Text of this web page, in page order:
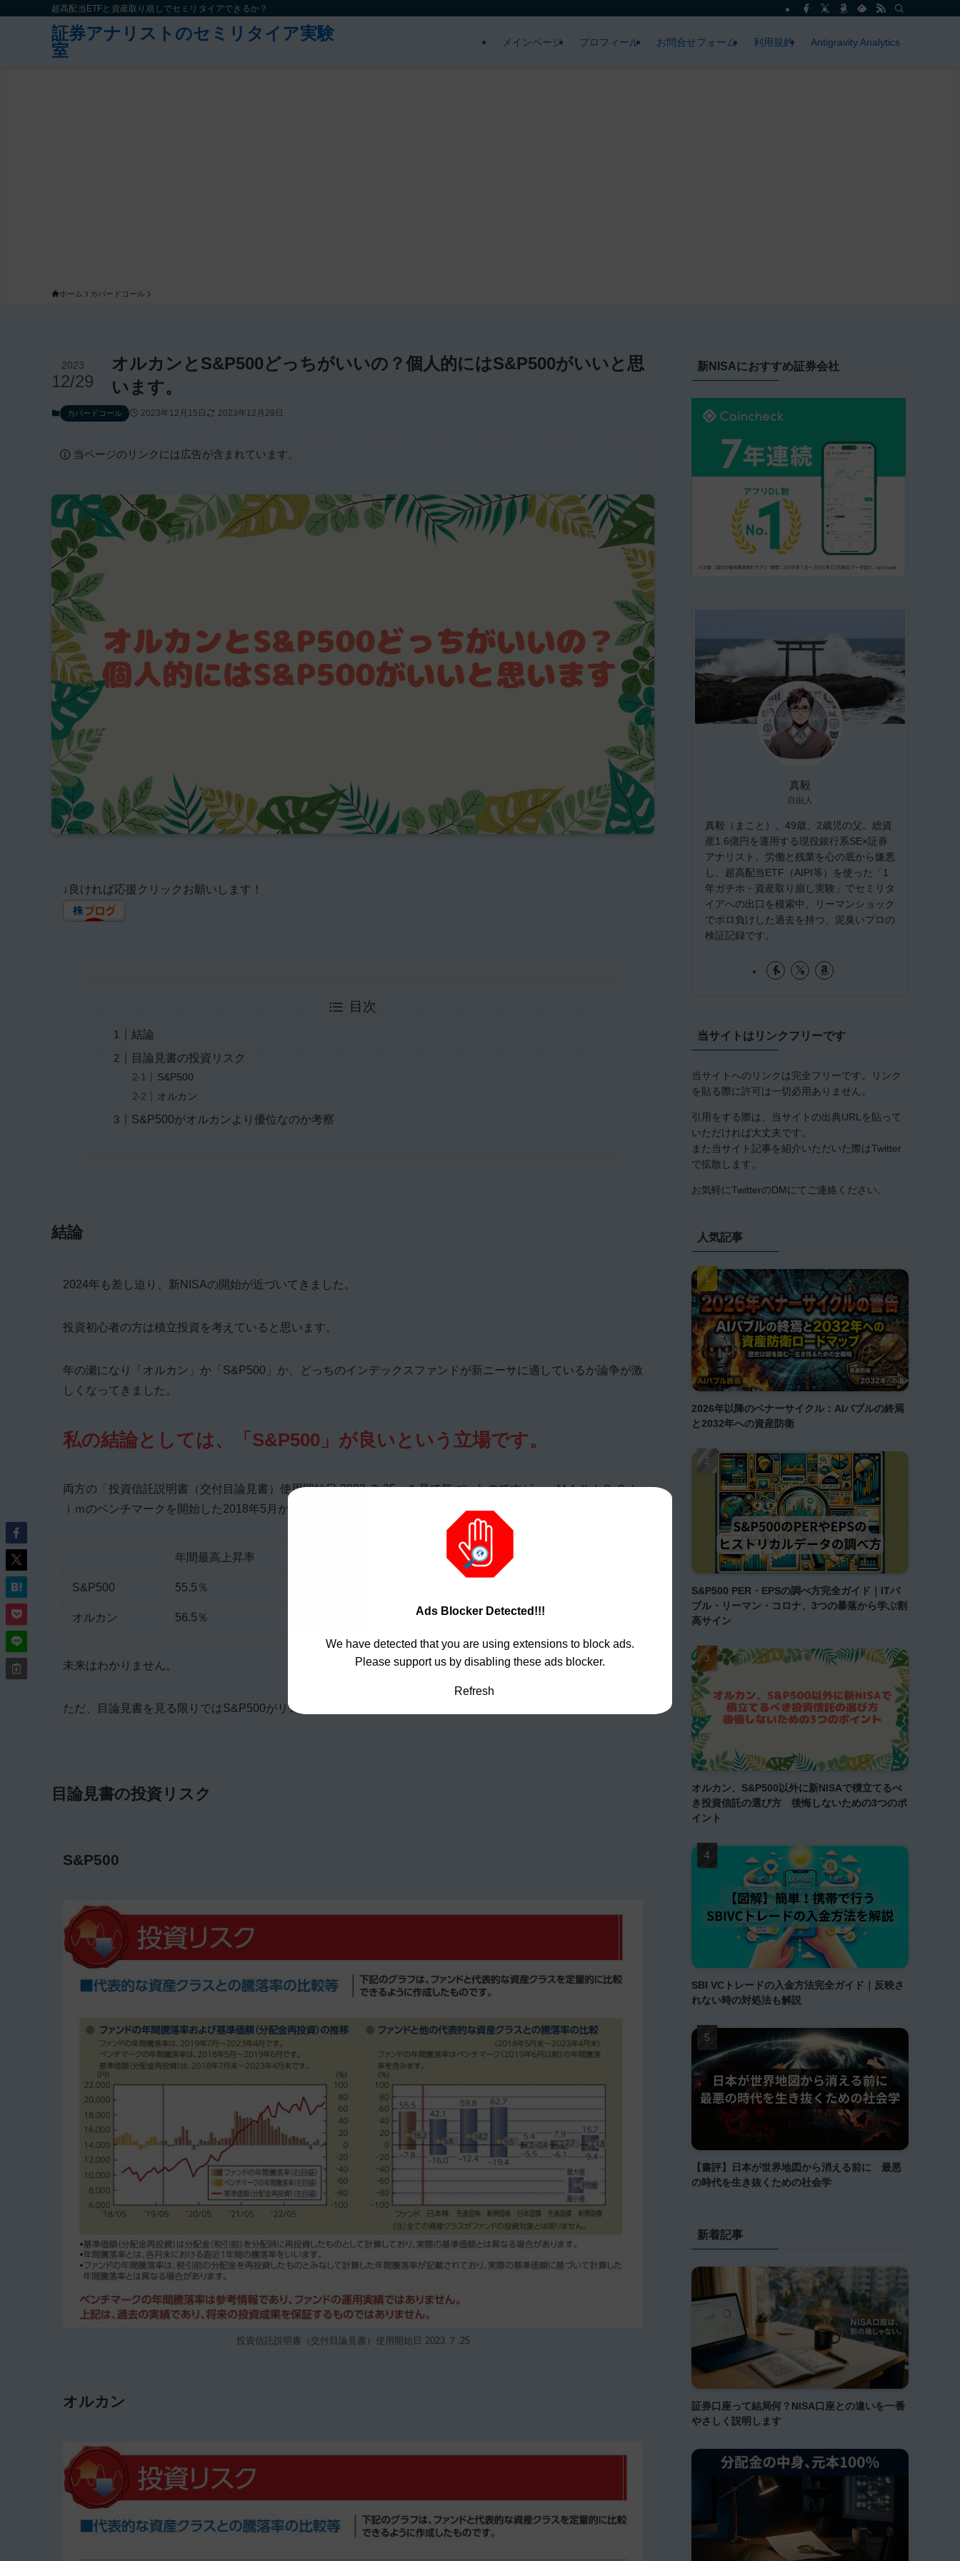
超高配当ETFと資産取り崩しでセミリタイアできるか？
証券アナリストのセミリタイア実験
室
メインページ プロフィール お問合せフォーム 利用規約 Antigravity Analytics
ホーム カバードコール
オルカンとS&P500どっちがいいの？個人的にはS&P500がいいと思
います。
2023
12/29
カバードコール 2023年12月15日 2023年12月29日
当ページのリンクには広告が含まれています。
↓良ければ応援クリックお願いします！
目次
結論
目論見書の投資リスク
S&P500
オルカン
S&P500がオルカンより優位なのか考察
結論
2024年も差し迫り、新NISAの開始が近づいてきました。
投資初心者の方は積立投資を考えていると思います。
年の瀬になり「オルカン」か「S&P500」か、どっちのインデックスファンドが新ニーサに適しているか論争が激
しくなってきました。
私の結論としては、「S&P500」が良いという立場です。
両方の「投資信託説明書（交付目論見書）使用開始日 2023.７.25」を見て気づいたのですが、ｅＭＡＸＩＳ Ｓｌ
ｉｍのベンチマークを開始した2018年5月からはリターンもリスクもS&P500のほうが低いです。
年間最高上昇率 年間平均騰落率
S&P500 55.5％
オルカン 56.5％ 12.0%
未来はわかりません。
ただ、目論見書を見る限りではS&P500がリスク＆リターンどちらとも優位と言えそうです。
目論見書の投資リスク
S&P500
投資信託説明書（交付目論見書）使用開始日 2023.７.25
オルカン
新NISAにおすすめ証券会社
真毅
自由人
真毅（まこと）。49歳、2歳児の父。総資
産1.6億円を運用する現役銀行系SE×証券
アナリスト。労働と残業を心の底から嫌悪
し、超高配当ETF（AIPI等）を使った「1
年ガチホ・資産取り崩し実験」でセミリタ
イアへの出口を模索中。リーマンショック
でボロ負けした過去を持つ、泥臭いプロの
検証記録です。
当サイトはリンクフリーです
当サイトへのリンクは完全フリーです。リンク
を貼る際に許可は一切必用ありません。
引用をする際は、当サイトの出典URLを貼って
いただければ大丈夫です。
また当サイト記事を紹介いただいた際はTwitter
で拡散します。
お気軽にTwitterのDMにてご連絡ください。
人気記事
2026年以降のベナーサイクル：AIバブルの終焉
と2032年への資産防衛
S&P500 PER・EPSの調べ方完全ガイド｜ITバ
ブル・リーマン・コロナ、3つの暴落から学ぶ割
高サイン
オルカン、S&P500以外に新NISAで積立てるべ
き投資信託の選び方 後悔しないための3つのポ
イント
SBI VCトレードの入金方法完全ガイド｜反映さ
れない時の対処法も解説
【書評】日本が世界地図から消える前に 最悪
の時代を生き抜くための社会学
新着記事
証券口座って結局何？NISA口座との違いを一番
やさしく説明します
Ads Blocker Detected!!!
We have detected that you are using extensions to block ads.
Please support us by disabling these ads blocker.
Refresh